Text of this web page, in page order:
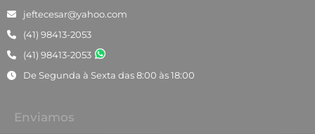
jeftecesar@yahoo.com
(41) 98413-2053
(41) 98413-2053
De Segunda à Sexta das 8:00 às 18:00
Enviamos